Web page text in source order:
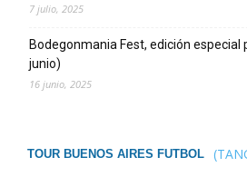
7 julio, 2025
Bodegonmania Fest, edición especial
junio)
16 junio, 2025
TOUR BUENOS AIRES FUTBOL